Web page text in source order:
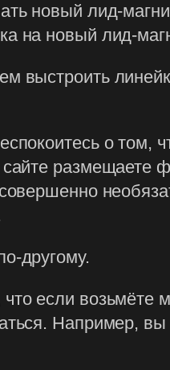
новый лид-
на новый лид-
выстроить
о том,
размещаете
другому.
если возьмёте
Например,